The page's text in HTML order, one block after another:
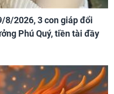
8/2026, 3 con giáp đổi
Phú Quý, tiền tài đầy